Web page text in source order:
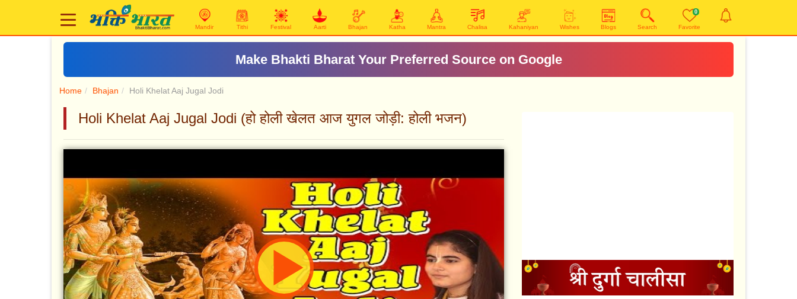
Mandir Tithi Festival Aarti Bhajan Katha Mantra Chalisa Kahaniyan Wishes Blogs Search
0
Favorite
Make Bhakti Bharat Your Preferred Source on Google
Home Bhajan Holi Khelat Aaj Jugal Jodi
Holi Khelat Aaj Jugal Jodi (हो होली खेलत आज युगल जोड़ी: होली भजन)